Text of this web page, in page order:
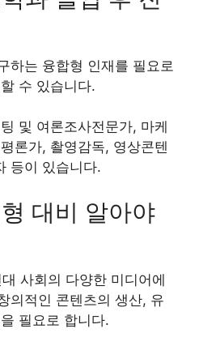
하는 융합형 인재를 필요로
수 있습니다.
및 여론조사전문가, 마케
론가, 촬영감독, 영상콘텐
등이 있습니다.
대비 알아야
사회의 다양한 미디어에
의적인 콘텐츠의 생산, 유
필요로 합니다.